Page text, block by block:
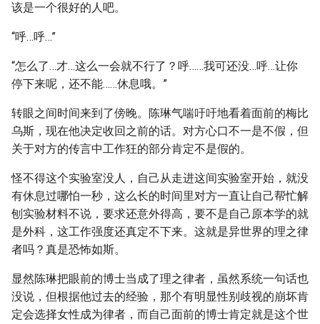
该是一个很好的人吧。
“呼…呼…”
“怎么了…才…这么一会就不行了？呼……我可还没…呼…让你
停下来呢，还不能……休息哦。”
转眼之间时间来到了傍晚。陈琳气喘吁吁地看着面前的梅比
乌斯，现在他决定收回之前的话。对方心口不一是不假，但
关于对方的传言中工作狂的部分肯定不是假的。
怪不得这个实验室没人，自己从走进这间实验室开始，就没
有休息过哪怕一秒，这么长的时间里对方一直让自己帮忙解
刨实验材料不说，要求还意外得高，要不是自己原本学的就
是外科，这工作强度还真定不下来。这就是异世界的理之律
者吗？真是恐怖如斯。
显然陈琳把眼前的博士当成了理之律者，虽然系统一句话也
没说，但根据他过去的经验，那个有明显性别歧视的崩坏肯
定会选择女性成为律者，而自己面前的博士肯定就是这个世